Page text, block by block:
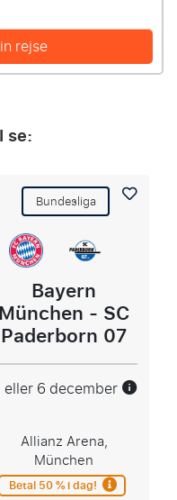
rejse
se:
Bundesliga
Bayern
München - SC
Paderborn 07
eller 6 december
Allianz Arena,
München
Betal 50 % i dag!